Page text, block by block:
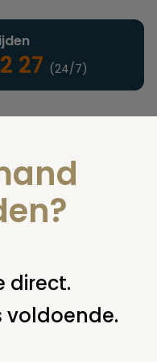
27 (24/7)
grafsteen /
grafzerk
direct.
voldoende.